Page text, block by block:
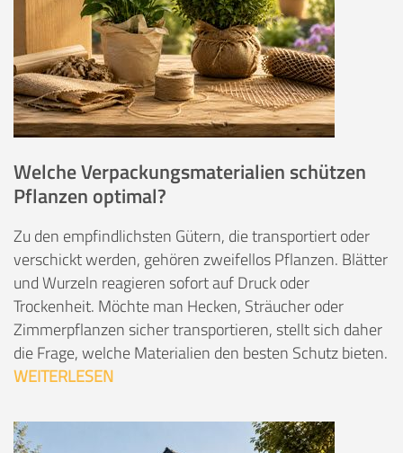
Welche Verpackungsmaterialien schützen
Pflanzen optimal?
Zu den empfindlichsten Gütern, die transportiert oder
verschickt werden, gehören zweifellos Pflanzen. Blätter
und Wurzeln reagieren sofort auf Druck oder
Trockenheit. Möchte man Hecken, Sträucher oder
Zimmerpflanzen sicher transportieren, stellt sich daher
die Frage, welche Materialien den besten Schutz bieten.
WEITERLESEN